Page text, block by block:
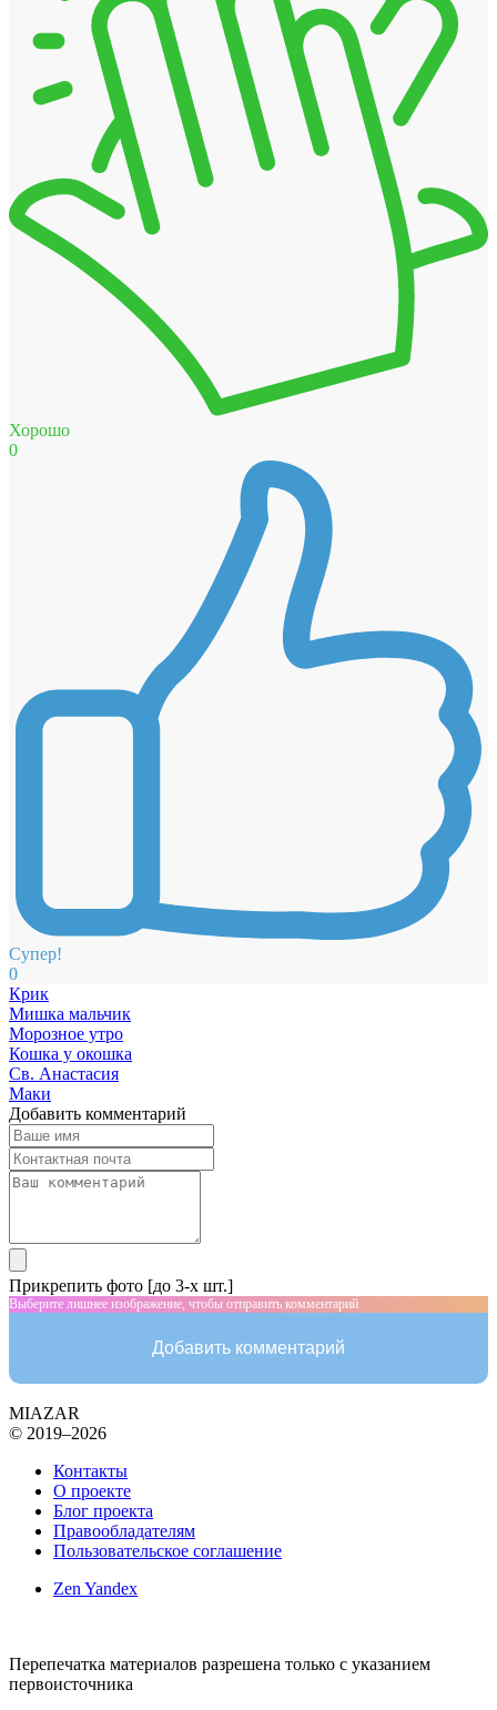
Хорошо
0
Супер!
0
Крик
Мишка мальчик
Морозное утро
Кошка у окошка
Св. Анастасия
Маки
Добавить комментарий
Прикрепить фото [до 3-х шт.]
Выберите лишнее изображение, чтобы отправить комментарий
Добавить комментарий
MIAZAR
© 2019–2026
Контакты
О проекте
Блог проекта
Правообладателям
Пользовательское соглашение
Zen Yandex
Перепечатка материалов разрешена только с указанием
первоисточника